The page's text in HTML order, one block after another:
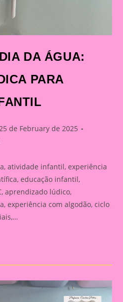
DA ÁGUA:
PARA
de February de 2025
atividade infantil, experiência
educação infantil,
aprendizado lúdico,
experiência com algodão, ciclo